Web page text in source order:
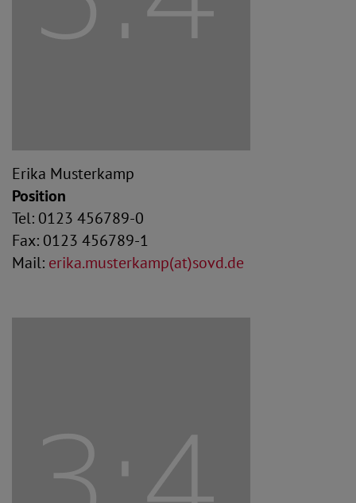
Erika Musterkamp
Position
Tel: 0123 456789-0
Fax: 0123 456789-1
Mail: erika.musterkamp(at)sovd.de